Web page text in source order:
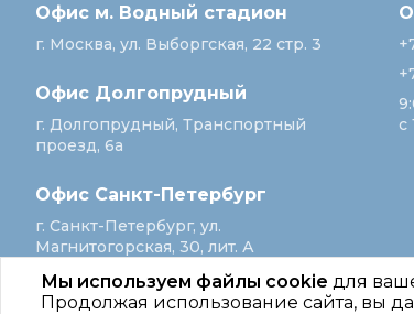
Мы используем файлы cookie для
Продолжая использование сайта, вы
Офис м. Водный стадион
г. Москва, ул. Выборгская, 22 стр. 3
Офис Долгопрудный
г. Долгопрудный, Транспортный
проезд, 6а
Офис Санкт‑Петербург
г. Санкт‑Петербург, ул.
Магнитогорская, 30, лит. А
с